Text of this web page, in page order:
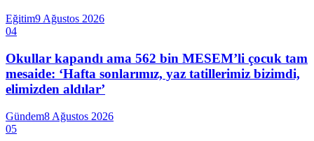
Eğitim9 Ağustos 2026
04
Okullar kapandı ama 562 bin MESEM’li çocuk tam
mesaide: ‘Hafta sonlarımız, yaz tatillerimiz bizimdi,
elimizden aldılar’
Gündem8 Ağustos 2026
05